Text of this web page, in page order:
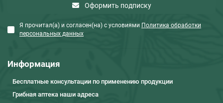
Оформить подписку
Я прочитал(а) и согласен(на) с условиями Политика обработки
персональных данных
Информация
Бесплатные консультации по применению продукции
Грибная аптека наши адреса